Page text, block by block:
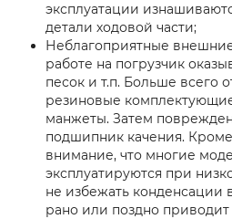
эксплуатации
детали ходовой части;
Неблагоприятные
работе на погрузчик
песок и т.п. Больше всего
резиновые
манжеты. Затем
подшипник качения.
внимание, что многие
эксплуатируются при
не избежать конденсации
рано или поздно